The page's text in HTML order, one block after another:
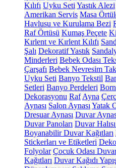
Kılıfı Uyku Seti Yastık Alezi
Amerikan Servis Masa
Havlusu ve Kurulama Bezi
Raf Örtüsü Kumaş Peçete
Kırlent ve Kırlent Kılıfı
Şalı Dekoratif Yastık
Minderleri Bebek Odası
Çarşafı Bebek Nevresim
Uyku Seti Banyo Tekstil
Setleri Banyo Perdeleri
Dekorasyonu Raf Ayna
Aynası Salon Aynası Yatak
Dresuar Aynası Duvar
Duvar Panoları Duvar
Boyanabilir Duvar Kağıtları
Stickerları ve Etiketleri
Folyolar Çocuk Odası
Kağıtları Duvar Kağıdı